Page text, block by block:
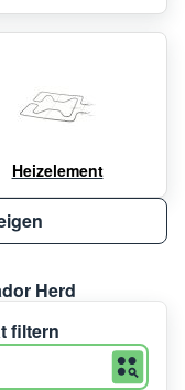
Heizelement
Herd
filtern